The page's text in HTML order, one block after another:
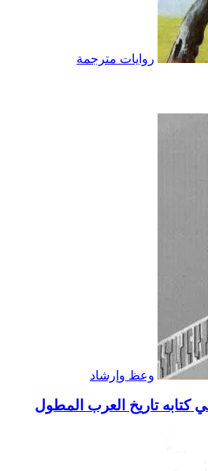
روايات مترجمة
وعظ وإرشاد
تاريخ العرب المطول